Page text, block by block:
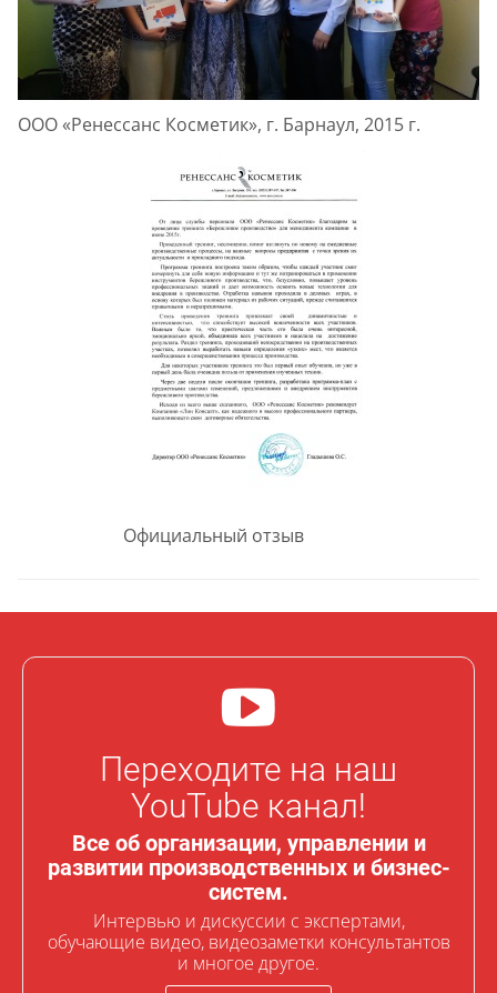
ООО «Ренессанс Косметик», г. Барнаул, 2015 г.
Официальный отзыв
Переходите на наш
YouTube канал!
Все об организации, управлении и
развитии производственных и бизнес-
систем.
Интервью и дискуссии с экспертами,
обучающие видео, видеозаметки консультантов
и многое другое.